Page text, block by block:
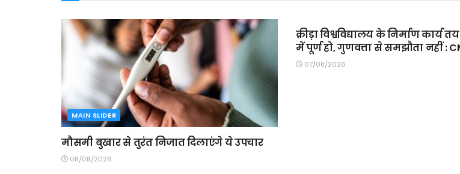
MAIN SLIDER
मौसमी बुखार से तुरंत निजात दिलाएंगे ये उपचार
08/08/2026
क्रीड़ा विश्वविद्यालय के निर्माण कार्य
में पूर्ण हो, गुणवत्ता से समझौता नहीं :
07/08/2026